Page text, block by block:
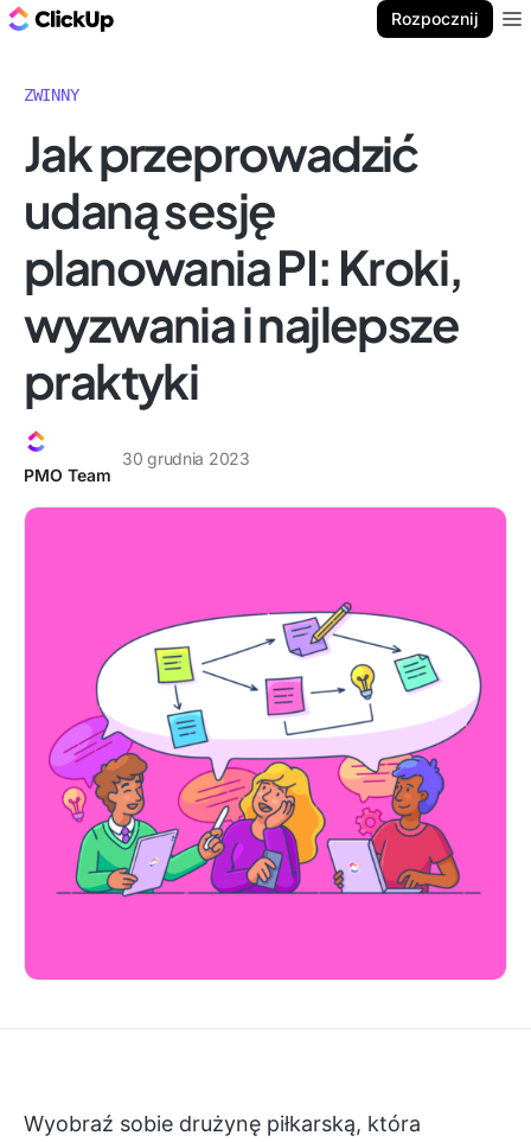
Rozpocznij
ZWINNY
Jak przeprowadzić
udaną sesję
planowania PI: Kroki,
wyzwania i najlepsze
praktyki
PMO Team
30 grudnia 2023
Wyobraź sobie drużynę piłkarską, która